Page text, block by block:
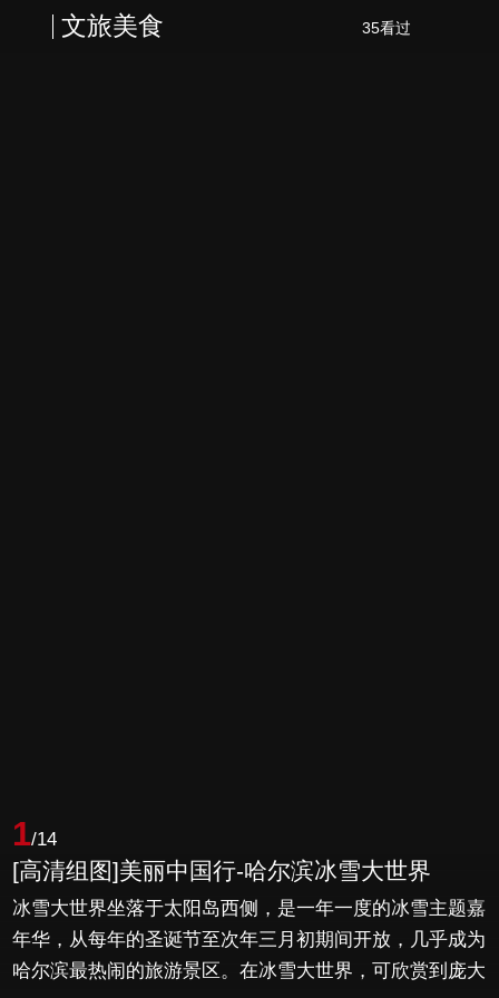
文旅美食 35看过
1/14
[高清组图]美丽中国行-哈尔滨冰雪大世界
冰雪大世界坐落于太阳岛西侧，是一年一度的冰雪主题嘉
年华，从每年的圣诞节至次年三月初期间开放，几乎成为
哈尔滨最热闹的旅游景区。在冰雪大世界，可欣赏到庞大